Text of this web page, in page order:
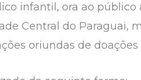
infantil, ora ao
Central do Paraguai,
oriundas de doações